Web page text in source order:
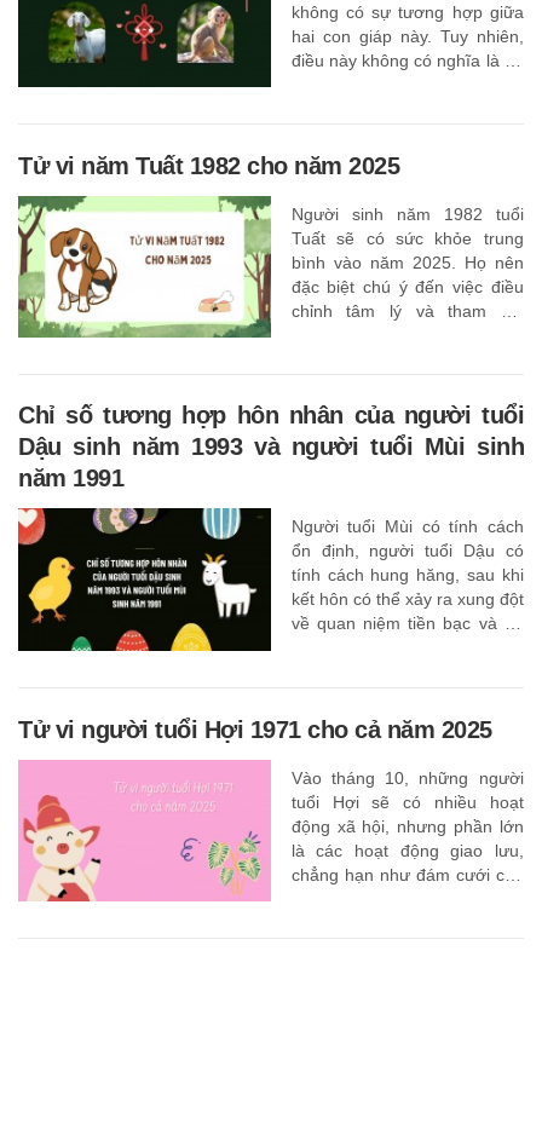
không có sự tương hợp giữa
hai con giáp này. Tuy nhiên,
điều này không có nghĩa là họ
Tử vi năm Tuất 1982 cho năm 2025
Người sinh năm 1982 tuổi
Tuất sẽ có sức khỏe trung
bình vào năm 2025. Họ nên
đặc biệt chú ý đến việc điều
chỉnh tâm lý và tham gia
Chỉ số tương hợp hôn nhân của người tuổi
Dậu sinh năm 1993 và người tuổi Mùi sinh
năm 1991
Người tuổi Mùi có tính cách
ổn định, người tuổi Dậu có
tính cách hung hăng, sau khi
kết hôn có thể xảy ra xung đột
về quan niệm tiền bạc và sự
Tử vi người tuổi Hợi 1971 cho cả năm 2025
Vào tháng 10, những người
tuổi Hợi sẽ có nhiều hoạt
động xã hội, nhưng phần lớn
là các hoạt động giao lưu,
chẳng hạn như đám cưới của